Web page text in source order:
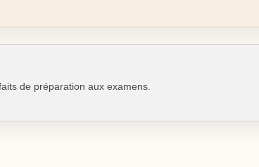
de préparation aux examens.